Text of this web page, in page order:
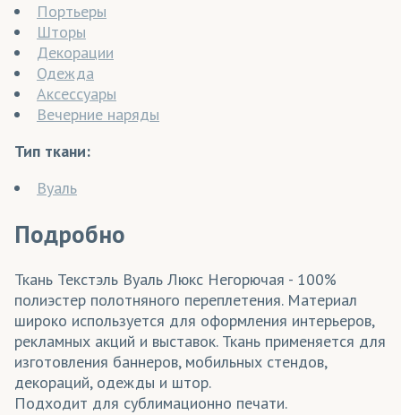
Портьеры
Шторы
Декорации
Одежда
Аксессуары
Вечерние наряды
Тип ткани:
Вуаль
Подробно
Ткань Текстэль Вуаль Люкс Негорючая - 100%
полиэстер полотняного переплетения. Материал
широко используется для оформления интерьеров,
рекламных акций и выставок. Ткань применяется для
изготовления баннеров, мобильных стендов,
декораций, одежды и штор.
Подходит для сублимационно печати.